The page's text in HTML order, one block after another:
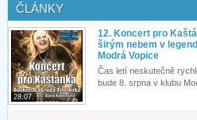
ČLÁNKY
28.07.
12. Koncert pro
širým nebem v
Modrá Vopice
Čas letí neskutečně
bude 8. srpna v klubu